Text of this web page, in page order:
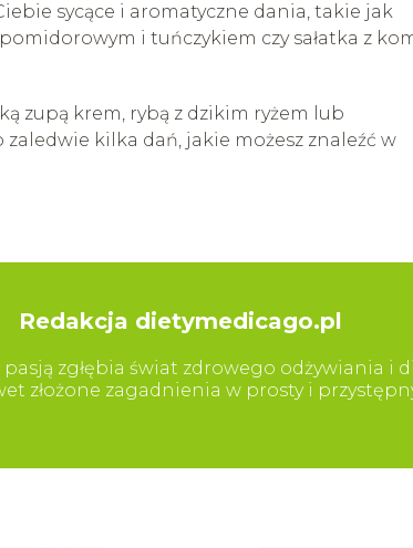
sycące i aromatyczne dania, takie jak
i tuńczykiem czy sałatka z
zupą krem, rybą z dzikim ryżem lub
kilka dań, jakie możesz znaleźć w
Redakcja dietymedicago.pl
zgłębia świat zdrowego odżywiania i
złożone zagadnienia w prosty i